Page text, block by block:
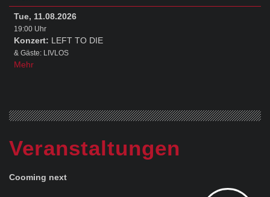
Tue, 11.08.2026
19:00 Uhr
Konzert: LEFT TO DIE
& Gäste: LIVLOS
Mehr
Veranstaltungen
Cooming next